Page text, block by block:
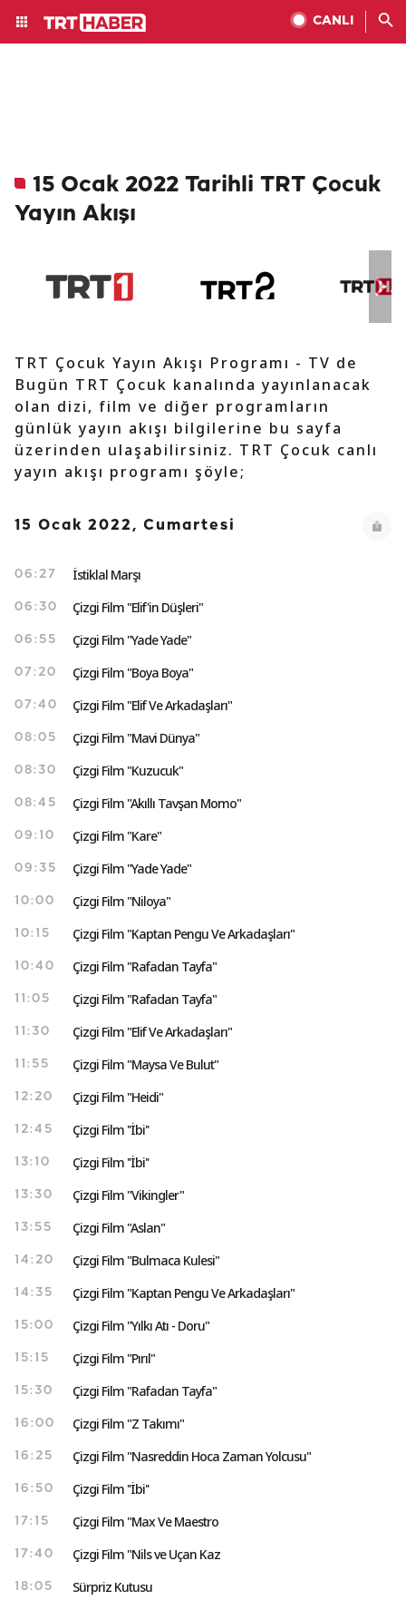
CANLI
15 Ocak 2022 Tarihli TRT Çocuk
Yayın Akışı
TRT Çocuk Yayın Akışı Programı - TV de
Bugün TRT Çocuk kanalında yayınlanacak
olan dizi, film ve diğer programların
günlük yayın akışı bilgilerine bu sayfa
üzerinden ulaşabilirsiniz. TRT Çocuk canlı
yayın akışı programı şöyle;
15 Ocak 2022, Cumartesi
06:27 İstiklal Marşı
06:30 Çizgi Film "Elif'in Düşleri"
06:55 Çizgi Film "Yade Yade"
07:20 Çizgi Film "Boya Boya"
07:40 Çizgi Film "Elif Ve Arkadaşları"
08:05 Çizgi Film "Mavi Dünya"
08:30 Çizgi Film "Kuzucuk"
08:45 Çizgi Film "Akıllı Tavşan Momo"
09:10 Çizgi Film "Kare"
09:35 Çizgi Film "Yade Yade"
10:00 Çizgi Film "Niloya"
10:15 Çizgi Film "Kaptan Pengu Ve Arkadaşları"
10:40 Çizgi Film "Rafadan Tayfa"
11:05 Çizgi Film "Rafadan Tayfa"
11:30 Çizgi Film "Elif Ve Arkadaşları"
11:55 Çizgi Film "Maysa Ve Bulut"
12:20 Çizgi Film "Heidi"
12:45 Çizgi Film ''İbi''
13:10 Çizgi Film ''İbi''
13:30 Çizgi Film "Vikingler"
13:55 Çizgi Film "Aslan"
14:20 Çizgi Film "Bulmaca Kulesi"
14:35 Çizgi Film "Kaptan Pengu Ve Arkadaşları"
15:00 Çizgi Film "Yılkı Atı - Doru"
15:15 Çizgi Film "Pırıl"
15:30 Çizgi Film "Rafadan Tayfa"
16:00 Çizgi Film "Z Takımı"
16:25 Çizgi Film "Nasreddin Hoca Zaman Yolcusu"
16:50 Çizgi Film ''İbi''
17:15 Çizgi Film "Max Ve Maestro
17:40 Çizgi Film "Nils ve Uçan Kaz
18:05 Sürpriz Kutusu